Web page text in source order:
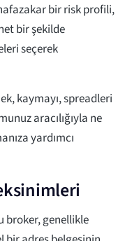
bir risk profili,
bir şekilde
seçerek
kaymayı, spreadleri
aracılığıyla ne
yardımcı
broker, genellikle